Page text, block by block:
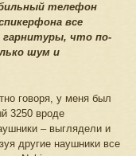
телефон
все
гарнитуры, что по-
шум и
говоря, у меня был
3250 вроде
– выглядели и
другие наушники все